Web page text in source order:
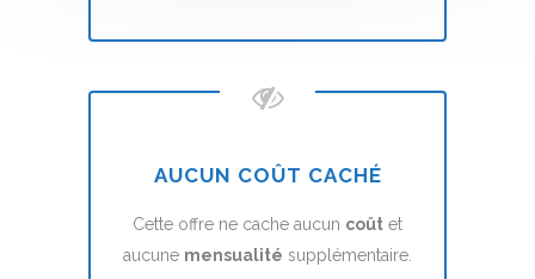
AUCUN COÛT CACHÉ
Cette offre ne cache aucun coût et
aucune mensualité supplémentaire.